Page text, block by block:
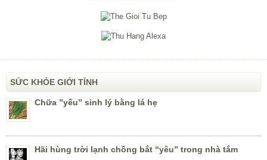
SỨC KHỎE GIỚI TÍNH
Chữa ”yếu” sinh lý bằng lá hẹ
Hãi hùng trời lạnh chồng bắt “yêu” trong nhà tắm